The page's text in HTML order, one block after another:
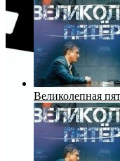
Великолепная